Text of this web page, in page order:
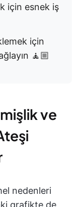
için esnek iş
için
🧘🏼
ve
nedenleri
grafikte de